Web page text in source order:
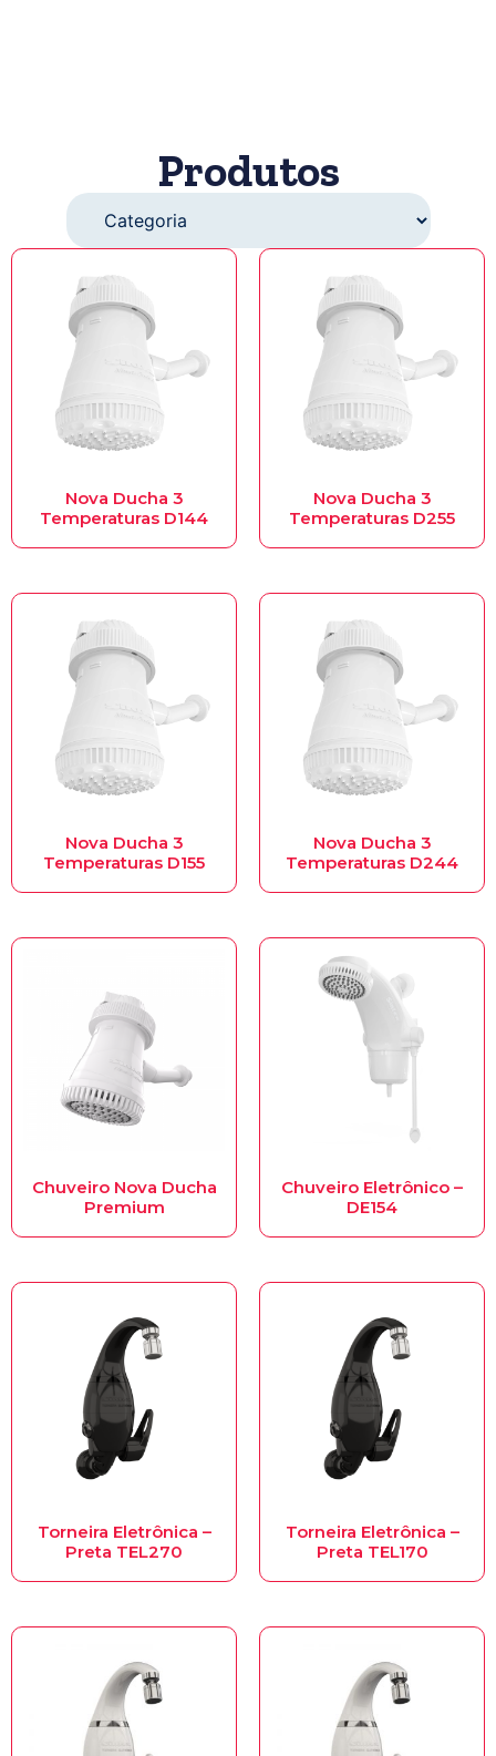
Produtos
Nova Ducha 3
Temperaturas D144
Nova Ducha 3
Temperaturas D255
Nova Ducha 3
Temperaturas D155
Nova Ducha 3
Temperaturas D244
Chuveiro Nova Ducha
Premium
Chuveiro Eletrônico –
DE154
Torneira Eletrônica –
Preta TEL270
Torneira Eletrônica –
Preta TEL170